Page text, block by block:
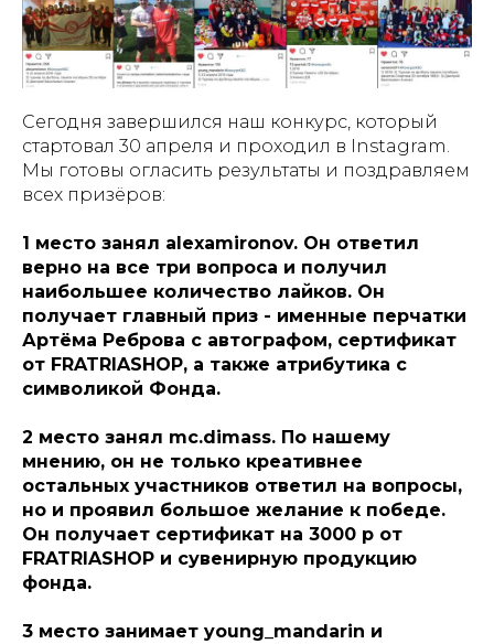
Сегодня завершился наш конкурс, который
стартовал 30 апреля и проходил в Instagram.
Мы готовы огласить результаты и поздравляем
всех призёров:
1 место занял alexamironov. Он ответил
верно на все три вопроса и получил
наибольшее количество лайков. Он
получает главный приз - именные перчатки
Артёма Реброва с автографом, сертификат
от FRATRIASHOP, а также атрибутика с
символикой Фонда.
2 место занял mc.dimass. По нашему
мнению, он не только креативнее
остальных участников ответил на вопросы,
но и проявил большое желание к победе.
Он получает сертификат на 3000 р от
FRATRIASHOP и сувенирную продукцию
фонда.
3 место занимает young_mandarin и